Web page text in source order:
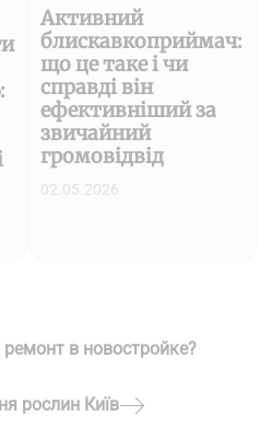
Активний
блискавкоприймач:
що це таке і чи
справді він
ефективніший за
звичайний
громовідвід
02.05.2026
Post
ремонт в новостройке?
рослин Київ